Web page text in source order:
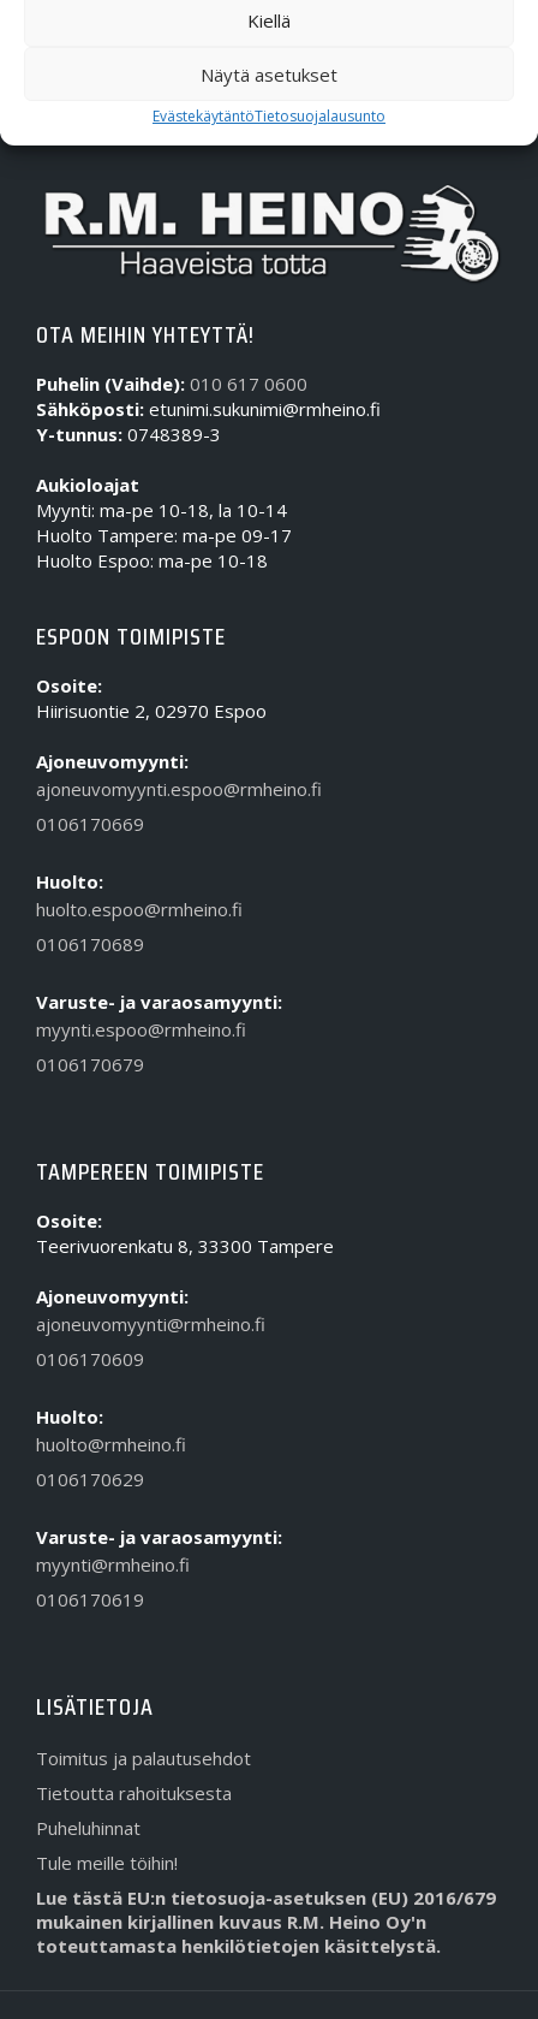
Kiellä
Näytä asetukset
EvästekäytäntöTietosuojalausunto
OTA MEIHIN YHTEYTTÄ!
Puhelin (Vaihde): 010 617 0600
Sähköposti: etunimi.sukunimi@rmheino.fi
Y-tunnus: 0748389-3
Aukioloajat
Myynti: ma-pe 10-18, la 10-14
Huolto Tampere: ma-pe 09-17
Huolto Espoo: ma-pe 10-18
ESPOON TOIMIPISTE
Osoite:
Hiirisuontie 2, 02970 Espoo
Ajoneuvomyynti:
ajoneuvomyynti.espoo@rmheino.fi
0106170669
Huolto:
huolto.espoo@rmheino.fi
0106170689
Varuste- ja varaosamyynti:
myynti.espoo@rmheino.fi
0106170679
TAMPEREEN TOIMIPISTE
Osoite:
Teerivuorenkatu 8, 33300 Tampere
Ajoneuvomyynti:
ajoneuvomyynti@rmheino.fi
0106170609
Huolto:
huolto@rmheino.fi
0106170629
Varuste- ja varaosamyynti:
myynti@rmheino.fi
0106170619
LISÄTIETOJA
Toimitus ja palautusehdot
Tietoutta rahoituksesta
Puheluhinnat
Tule meille töihin!
Lue tästä EU:n tietosuoja-asetuksen (EU) 2016/679
mukainen kirjallinen kuvaus R.M. Heino Oy'n
toteuttamasta henkilötietojen käsittelystä.